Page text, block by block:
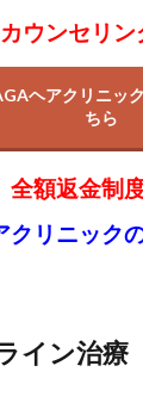
カウンセリン
ヘアクリニッ
ちら
全額返金制
クリニック
ン治療